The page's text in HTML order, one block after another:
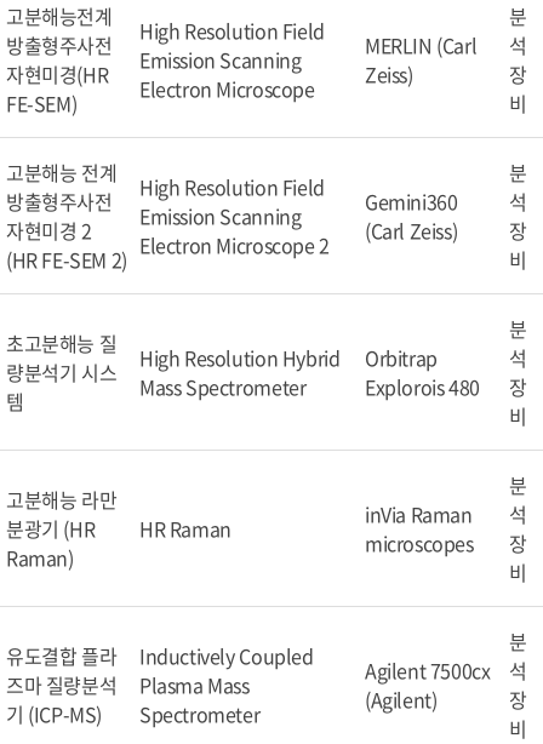
고분해능전계
방출형주사전
자현미경(HR
FE-SEM)
High Resolution Field
Emission Scanning
Electron Microscope
MERLIN (Carl
Zeiss)
분
석
장
비
고분해능 전계
방출형주사전
자현미경 2
(HR FE-SEM 2)
High Resolution Field
Emission Scanning
Electron Microscope 2
Gemini360
(Carl Zeiss)
분
석
장
비
초고분해능 질
량분석기 시스
템
High Resolution Hybrid
Mass Spectrometer
Orbitrap
Explorois 480
분
석
장
비
고분해능 라만
분광기 (HR
Raman)
HR Raman
inVia Raman
microscopes
분
석
장
비
유도결합 플라
즈마 질량분석
기 (ICP-MS)
Inductively Coupled
Plasma Mass
Spectrometer
Agilent 7500cx
(Agilent)
분
석
장
비